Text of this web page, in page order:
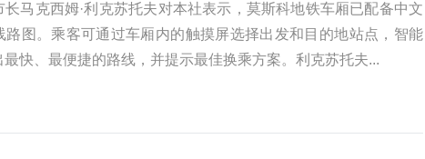
长马克西姆·利克苏托夫对本社表示，莫斯科地铁车厢已配备中文
路图。乘客可通过车厢内的触摸屏选择出发和目的地站点，智能
最快、最便捷的路线，并提示最佳换乘方案。利克苏托夫...